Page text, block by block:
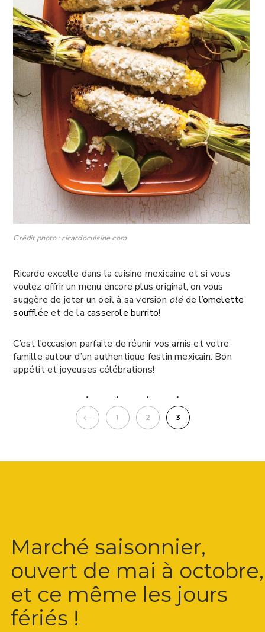
Crédit photo : ricardocuisine.com
Ricardo excelle dans la cuisine mexicaine et si vous
voulez offrir un menu encore plus original, on vous
suggère de jeter un oeil à sa version oléde l’omelette
soufflée et de lacasserole burrito!
C’est l’occasion parfaite de réunir vos amis et votre
famille autour d’un authentique festin mexicain. Bon
appétit et joyeuses célébrations!
PREVIOUS
1 2 3
Marché saisonnier,
ouvert de mai à octobre,
et ce même les jours
fériés !